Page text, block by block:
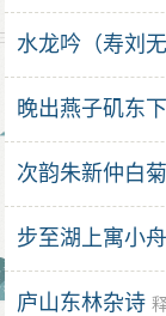
水龙吟（寿刘
晚出燕子矶东下
次韵朱新仲白
步至湖上寓小
庐山东林杂诗